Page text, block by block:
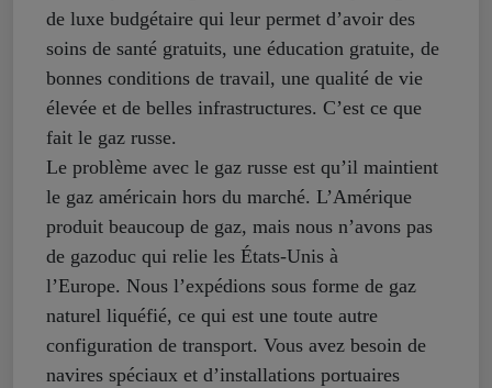
de luxe budgétaire qui leur permet d’avoir des
soins de santé gratuits, une éducation gratuite, de
bonnes conditions de travail, une qualité de vie
élevée et de belles infrastructures. C’est ce que
fait le gaz russe.
Le problème avec le gaz russe est qu’il maintient
le gaz américain hors du marché. L’Amérique
produit beaucoup de gaz, mais nous n’avons pas
de gazoduc qui relie les États-Unis à
l’Europe. Nous l’expédions sous forme de gaz
naturel liquéfié, ce qui est une toute autre
configuration de transport. Vous avez besoin de
navires spéciaux et d’installations portuaires